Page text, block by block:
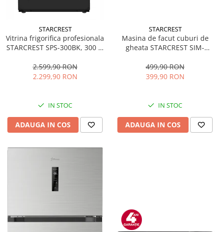
STARCREST
Vitrina frigorifica profesionala
STARCREST SPS-300BK, 300 L,
LED, H 169.5 cm, Negru
2.599,90 RON
2.299,90 RON
IN STOC
ADAUGA IN COS
STARCREST
Masina de facut cuburi de
gheata STARCREST SIM-
12Kg/24h, Cos gheata
detasabil, Rezervor apa 0.8 l,
499,90 RON
399,90 RON
IN STOC
ADAUGA IN COS